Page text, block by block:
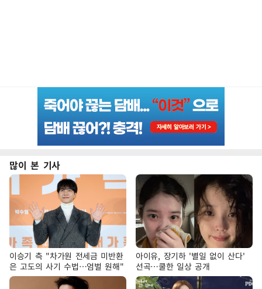
많이 본 기사
이승기 측 "차가원 전세금 미반환
은 고도의 사기 수법…엄벌 원해"
아이유, 장기하 '별일 없이 산다'
선곡…쿨한 일상 공개